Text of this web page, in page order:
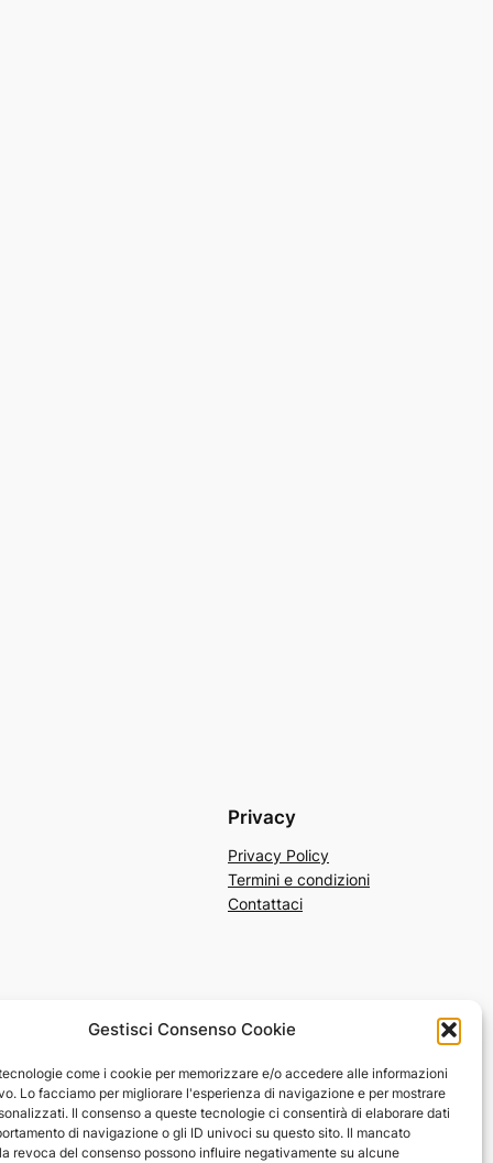
Gestisci Consenso Cookie
come i cookie per memorizzare e/o accedere alle informazioni
Lo facciamo per migliorare l'esperienza di navigazione e per mostrare
Il consenso a queste tecnologie ci consentirà di elaborare dati
di navigazione o gli ID univoci su questo sito. Il mancato
revoca del consenso possono influire negativamente su alcune
Privacy
Privacy Policy
Termini e condizioni
Contattaci
riprodotti, distribuiti o modificati senza il previo